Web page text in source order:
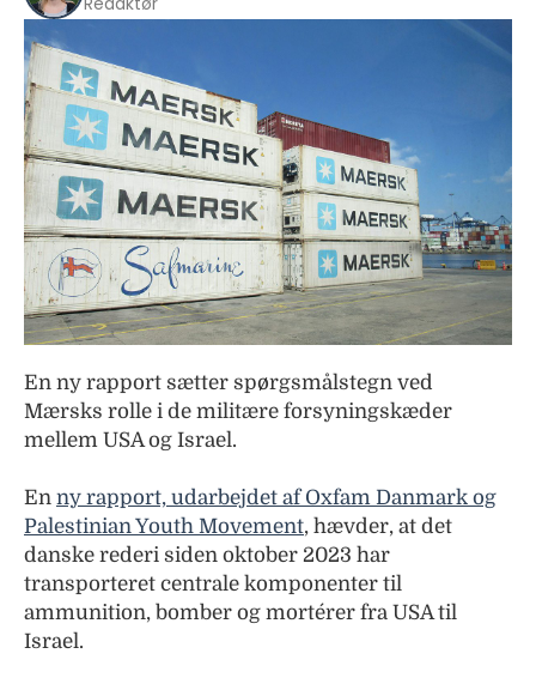
En ny rapport sætter spørgsmålstegn ved
Mærsks rolle i de militære forsyningskæder
mellem USA og Israel.
En ny rapport, udarbejdet af Oxfam Danmark og
Palestinian Youth Movement, hævder, at det
danske rederi siden oktober 2023 har
transporteret centrale komponenter til
ammunition, bomber og mortérer fra USA til
Israel.